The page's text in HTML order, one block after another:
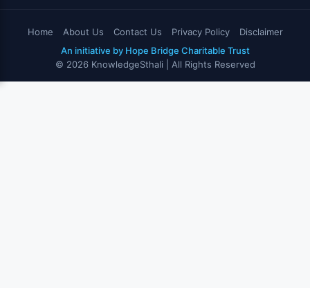
Home About Us Contact Us Privacy Policy
Disclaimer
An initiative by Hope Bridge Charitable Trust
© 2026 KnowledgeSthali | All Rights Reserved